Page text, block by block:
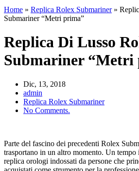
Home » Replica Rolex Submariner»
Submariner “Metri prima”
Replica Di Lusso
Submariner “Metri
Dic, 13, 2018
admin
Replica Rolex Submariner
No Comments.
Parte del fascino dei precedenti Rolex
trasportano in un altro momento. Un
replica orologi indossati da persone che